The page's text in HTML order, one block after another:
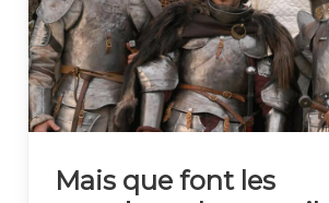
Mais que font les